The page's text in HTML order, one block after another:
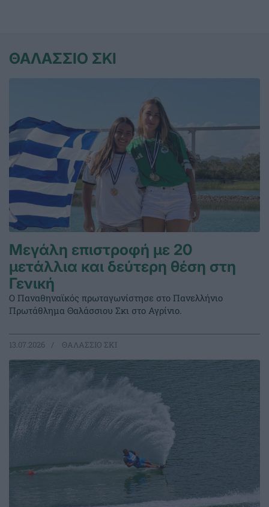
ΘΑΛΑΣΣΙΟ ΣΚΙ
Μεγάλη επιστροφή με 20
μετάλλια και δεύτερη θέση στη
Γενική
Ο Παναθηναϊκός πρωταγωνίστησε στο Πανελλήνιο
Πρωτάθλημα Θαλάσσιου Σκι στο Αγρίνιο.
13.07.2026 ΘΑΛΑΣΣΙΟ ΣΚΙ